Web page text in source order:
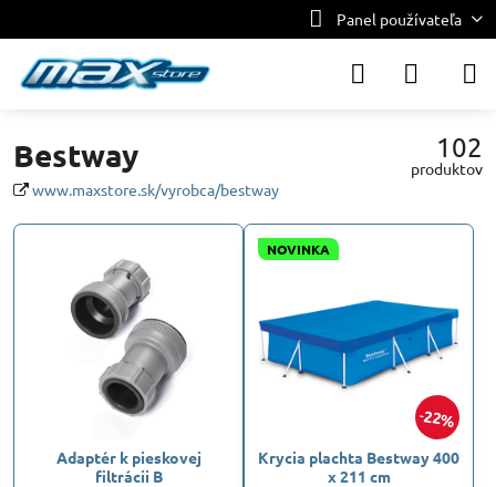
Panel používateľa
Bestway
www.maxstore.sk/vyrobca/bestway
102
produktov
Adaptér k pieskovej
filtrácii B
22%
NOVINKA
Krycia plachta Bestway 400
x 211 cm